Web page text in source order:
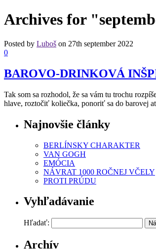
Archives for
Posted by Luboš on 27th september 2022
0
BAROVO-DRINKOVÁ
Tak som sa rozhodol, že sa vám tu trochu
hlave, roztočiť koliečka, ponoriť sa do barovej
Najnovšie články
BERLÍNSKY CHARAKTER
VAN GOGH
EMÓCIA
NÁVRAT 1000 ROČNEJ VČELY
PROTI PRÚDU
Vyhľadávanie
Hľadať:
Archív